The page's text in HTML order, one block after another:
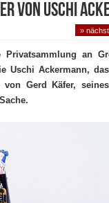
von Uschi
»
an
Uschi Ackermann,
Gerd Käfer,